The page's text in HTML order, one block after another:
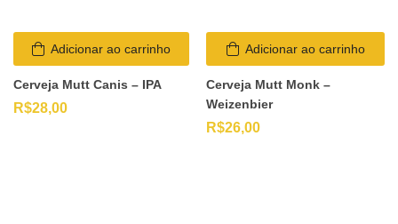
Adicionar ao carrinho
Cerveja Mutt Canis – IPA
R$28,00
Adicionar ao carrinho
Cerveja Mutt Monk –
Weizenbier
R$26,00